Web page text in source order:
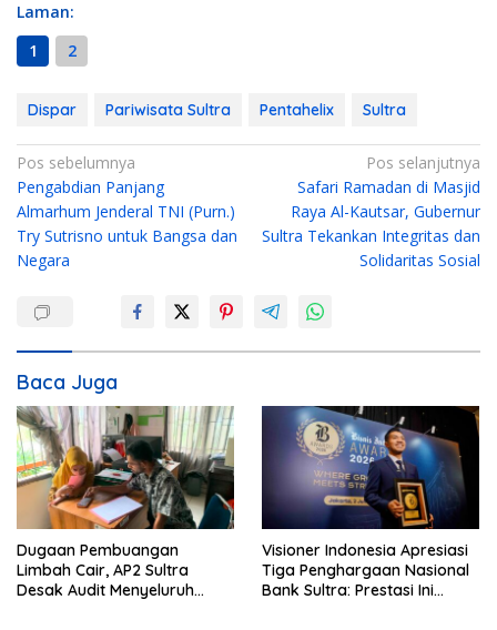
Laman:
1
2
Dispar Pariwisata Sultra Pentahelix Sultra
N
a
v
i
s
i
p
o
s
Pos sebelumnya
Pengabdian Panjang
Almarhum Jenderal TNI (Purn.)
Try Sutrisno untuk Bangsa dan
Negara
Pos selanjutnya
Safari Ramadan di Masjid
Raya Al-Kautsar, Gubernur
Sultra Tekankan Integritas dan
Solidaritas Sosial
Baca Juga
Dugaan Pembuangan
Limbah Cair, AP2 Sultra
Desak Audit Menyeluruh
Visioner Indonesia Apresiasi
Tiga Penghargaan Nasional
Bank Sultra: Prestasi Ini